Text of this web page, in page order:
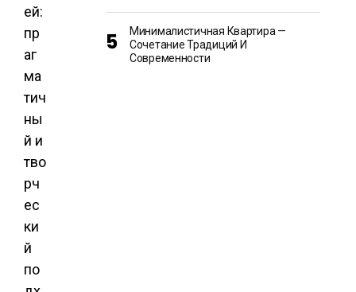
Минималистичная Квартира —
Сочетание Традиций И
Современности